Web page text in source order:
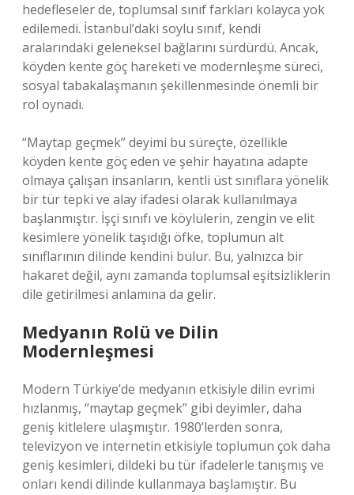
hedefleseler de, toplumsal sınıf farkları kolayca yok
edilemedi. İstanbul’daki soylu sınıf, kendi
aralarındaki geleneksel bağlarını sürdürdü. Ancak,
köyden kente göç hareketi ve modernleşme süreci,
sosyal tabakalaşmanın şekillenmesinde önemli bir
rol oynadı.
“Maytap geçmek” deyimi bu süreçte, özellikle
köyden kente göç eden ve şehir hayatına adapte
olmaya çalışan insanların, kentli üst sınıflara yönelik
bir tür tepki ve alay ifadesi olarak kullanılmaya
başlanmıştır. İşçi sınıfı ve köylülerin, zengin ve elit
kesimlere yönelik taşıdığı öfke, toplumun alt
sınıflarının dilinde kendini bulur. Bu, yalnızca bir
hakaret değil, aynı zamanda toplumsal eşitsizliklerin
dile getirilmesi anlamına da gelir.
Medyanın Rolü ve Dilin
Modernleşmesi
Modern Türkiye’de medyanın etkisiyle dilin evrimi
hızlanmış, “maytap geçmek” gibi deyimler, daha
geniş kitlelere ulaşmıştır. 1980’lerden sonra,
televizyon ve internetin etkisiyle toplumun çok daha
geniş kesimleri, dildeki bu tür ifadelerle tanışmış ve
onları kendi dilinde kullanmaya başlamıştır. Bu